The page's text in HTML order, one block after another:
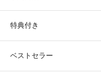
特典付き
ベストセラー